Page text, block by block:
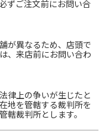
ずご注文前にお問い合
が異なるため、店頭で
、来店前にお問い合わ
律上の争いが生じたと
地を管轄する裁判所を
轄裁判所とします。